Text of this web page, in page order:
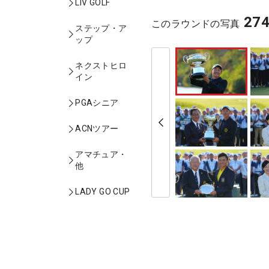
LIV GOLF
ステップ・ア
ップ
ネクストヒロ
イン
PGAシニア
ACNツアー
アマチュア・
他
LADY GO CUP
このラウンドの写真